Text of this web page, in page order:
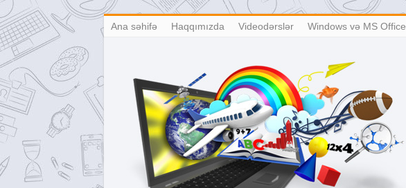
Ana səhifə Haqqımızda Videodərslər Windows və MS Office